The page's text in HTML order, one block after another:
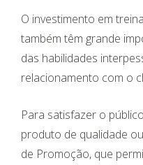
O investimento em
também têm grande
das habilidades
relacionamento com o
Para satisfazer o
produto de qualidade
de Promoção, que